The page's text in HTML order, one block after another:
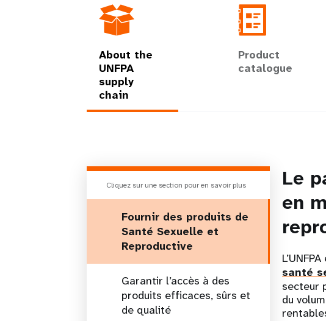
About the
UNFPA
supply
chain
Product
catalogue
Cliquez sur une section pour en savoir plus
Fournir des produits de
Santé Sexuelle et
Reproductive
Garantir l’accès à des
produits efficaces, sûrs et
de qualité
Le
en
santé
secteur
du